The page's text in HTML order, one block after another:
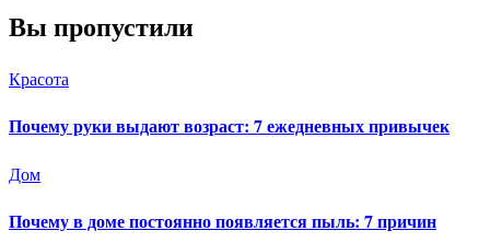
Вы пропустили
Красота
Почему руки выдают возраст: 7 ежедневных привычек
Дом
Почему в доме постоянно появляется пыль: 7 причин